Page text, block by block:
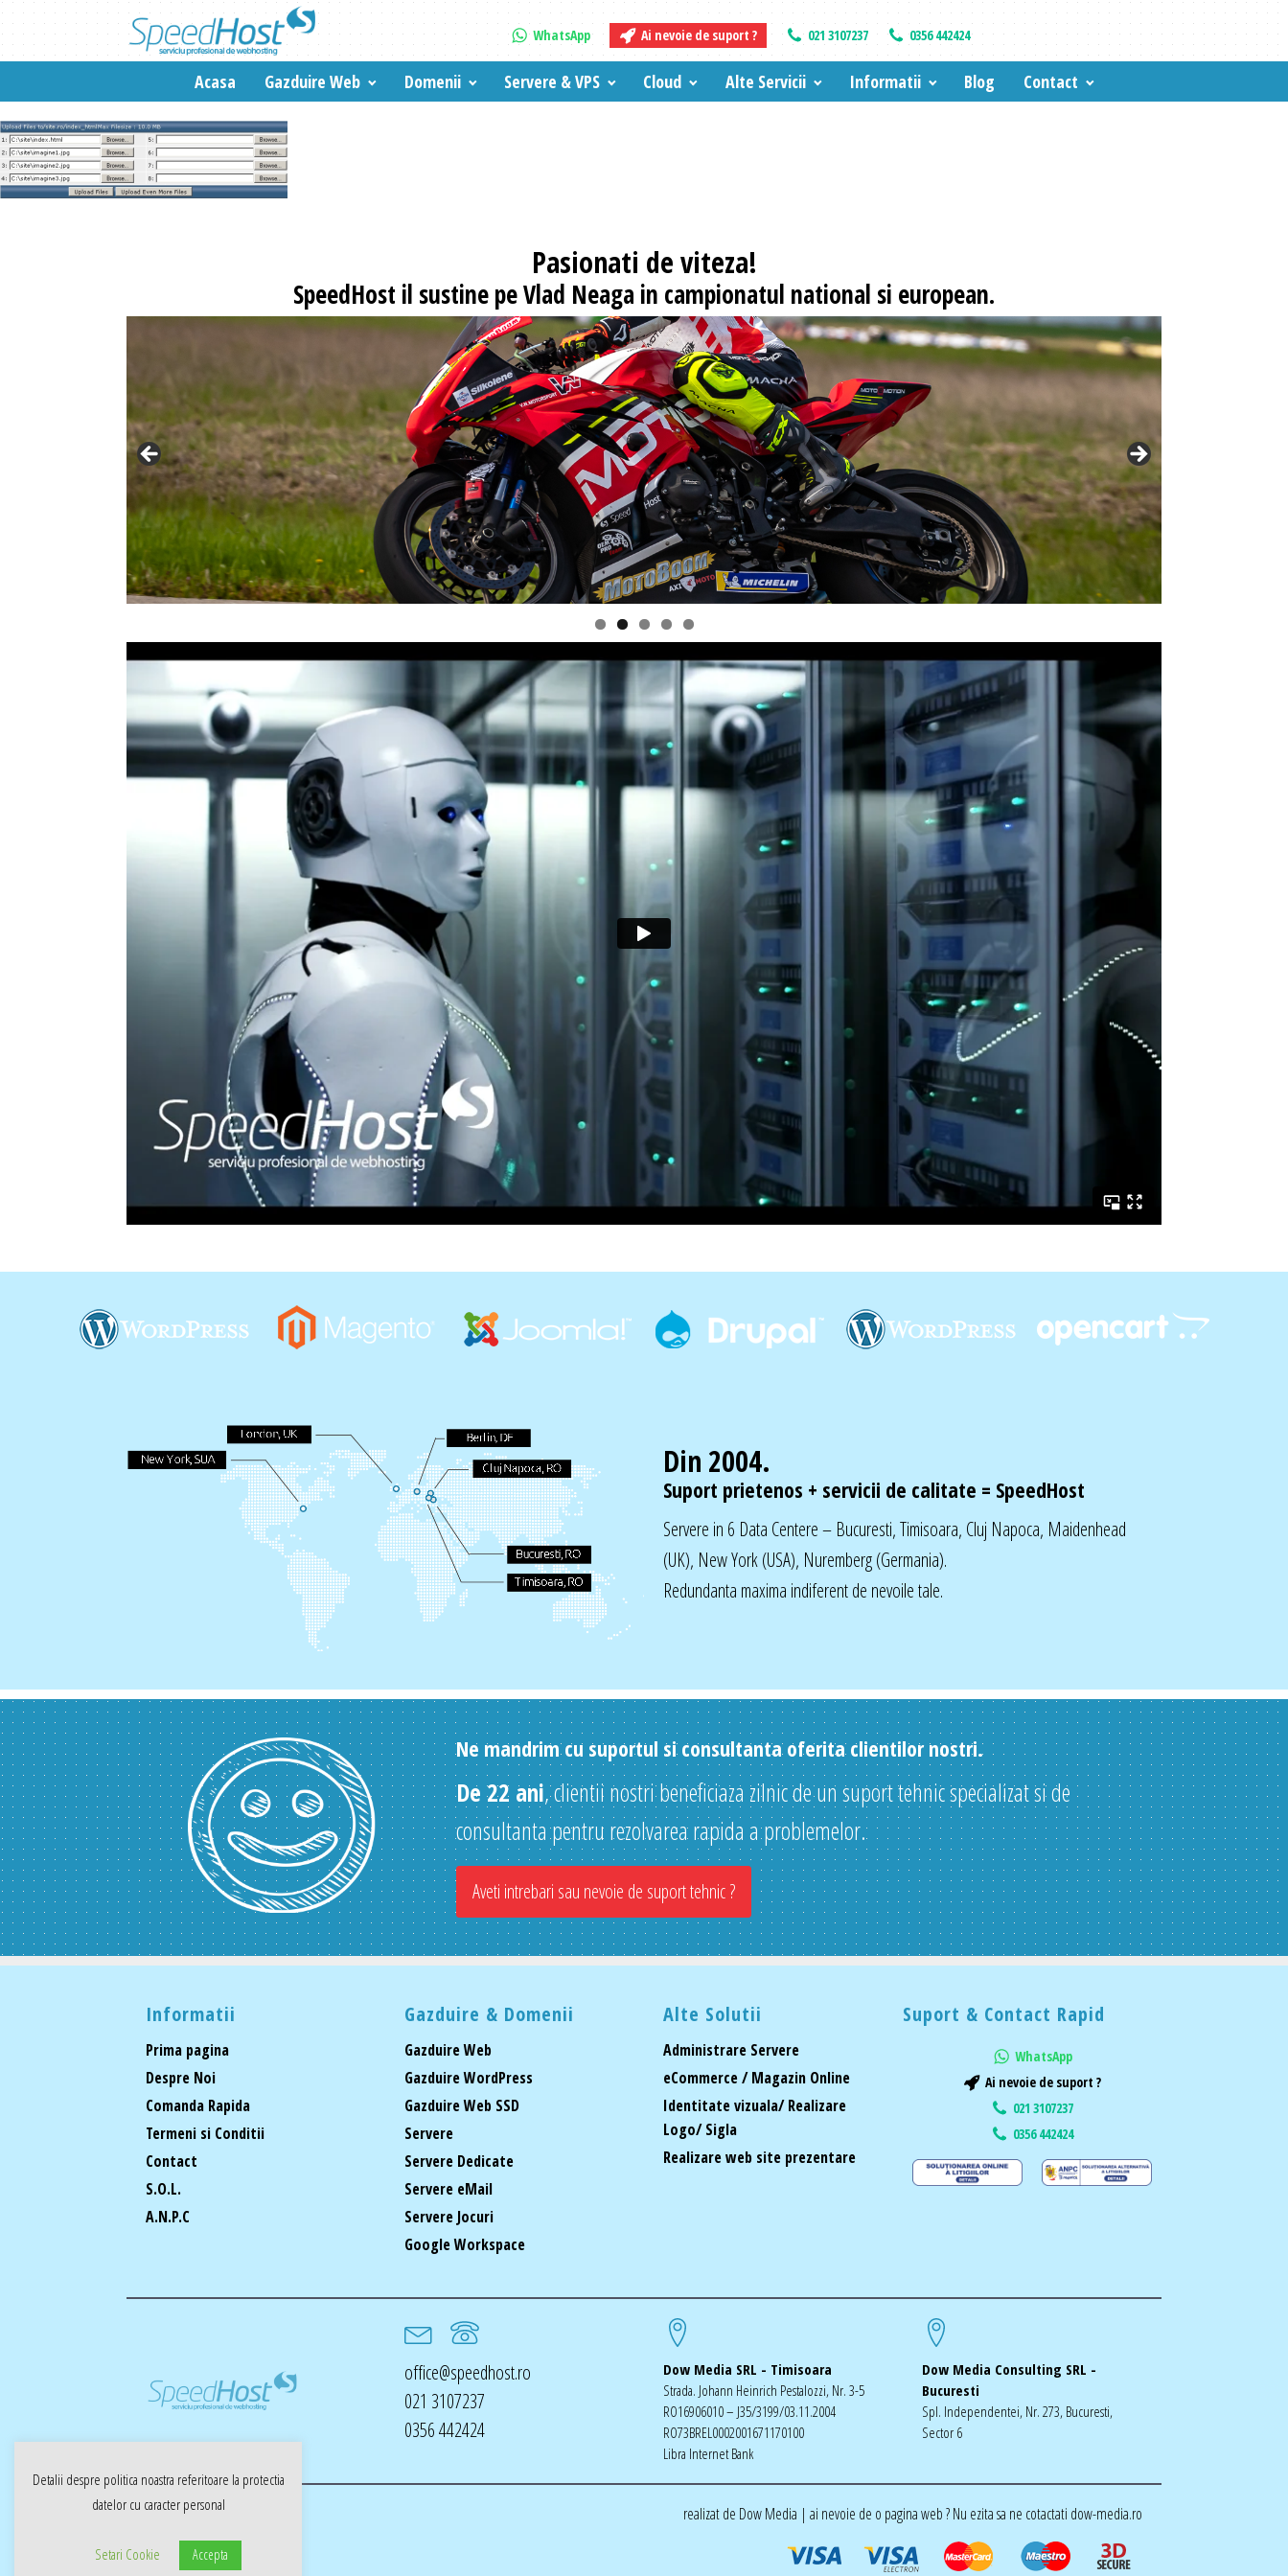
WhatsApp Ai nevoie de suport ? 021 3107237 0356 442424
Acasa Gazduire Web Domenii Servere & VPS Cloud Alte Servicii Informatii Blog Contact
Pasionati de viteza!
SpeedHost il sustine pe Vlad Neaga in campionatul national si european.
Din 2004.
Suport prietenos + servicii de calitate = SpeedHost
Servere in 6 Data Centere – Bucuresti, Timisoara, Cluj Napoca, Maidenhead
(UK), New York (USA), Nuremberg (Germania).
Redundanta maxima indiferent de nevoile tale.
Ne mandrim cu suportul si consultanta oferita clientilor nostri.
De 22 ani, clientii nostri beneficiaza zilnic de un suport tehnic specializat si de
consultanta pentru rezolvarea rapida a problemelor.
Aveti intrebari sau nevoie de suport tehnic ?
Informatii
Prima pagina
Despre Noi
Comanda Rapida
Termeni si Conditii
Contact
S.O.L.
A.N.P.C
Gazduire & Domenii
Gazduire Web
Gazduire WordPress
Gazduire Web SSD
Servere
Servere Dedicate
Servere eMail
Servere Jocuri
Google Workspace
Alte Solutii
Administrare Servere
eCommerce / Magazin Online
Identitate vizuala/ Realizare
Logo/ Sigla
Realizare web site prezentare
Suport & Contact Rapid
WhatsApp
Ai nevoie de suport ?
021 3107237
0356 442424
office@speedhost.ro
021 3107237
0356 442424
Dow Media SRL - Timisoara
Strada. Johann Heinrich Pestalozzi, Nr. 3-5
RO16906010 – J35/3199/03.11.2004
RO73BREL0002001671170100
Libra Internet Bank
Dow Media Consulting SRL -
Bucuresti
Spl. Independentei, Nr. 273, Bucuresti,
Sector 6
Copyright © SpeedHost.ro realizat de Dow Media | ai nevoie de o pagina web ? Nu ezita sa ne cotactati dow-media.ro
Detalii despre politica noastra referitoare la protectia
datelor cu caracter personal
Setari Cookie Accepta